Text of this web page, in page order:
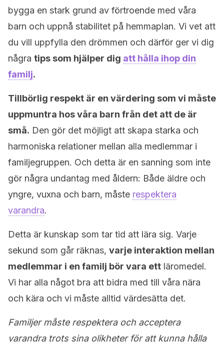
bygga en stark grund av förtroende med våra
barn och uppnå stabilitet på hemmaplan. Vi vet att
du vill uppfylla den drömmen och därför ger vi dig
några tips som hjälper dig att hålla ihop din
familj.
Tillbörlig respekt är en värdering som vi måste
uppmuntra hos våra barn från det att de är
små. Den gör det möjligt att skapa starka och
harmoniska relationer mellan alla medlemmar i
familjegruppen. Och detta är en sanning som inte
gör några undantag med åldern: Både äldre och
yngre, vuxna och barn, måste respektera
varandra.
Detta är kunskap som tar tid att lära sig. Varje
sekund som går räknas, varje interaktion mellan
medlemmar i en familj bör vara ett läromedel.
Vi har alla något bra att bidra med till våra nära
och kära och vi måste alltid värdesätta det.
Familjer måste respektera och acceptera
varandra trots sina olikheter för att kunna hålla